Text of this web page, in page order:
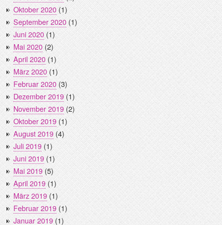
Oktober 2020(1)
September 2020(1)
Juni 2020(1)
Mai 2020(2)
April 2020(1)
März 2020(1)
Februar 2020(3)
Dezember 2019(1)
November 2019(2)
Oktober 2019(1)
August 2019(4)
Juli 2019(1)
Juni 2019(1)
Mai 2019(5)
April 2019(1)
März 2019(1)
Februar 2019(1)
Januar 2019(1)